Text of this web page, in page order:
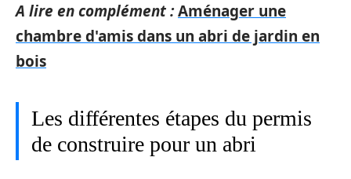
A lire en complément :Aménager une
chambre d'amis dans un abri de jardin en
bois
Les différentes étapes du permis
de construire pour un abri